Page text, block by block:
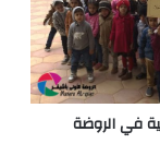
في الروضة